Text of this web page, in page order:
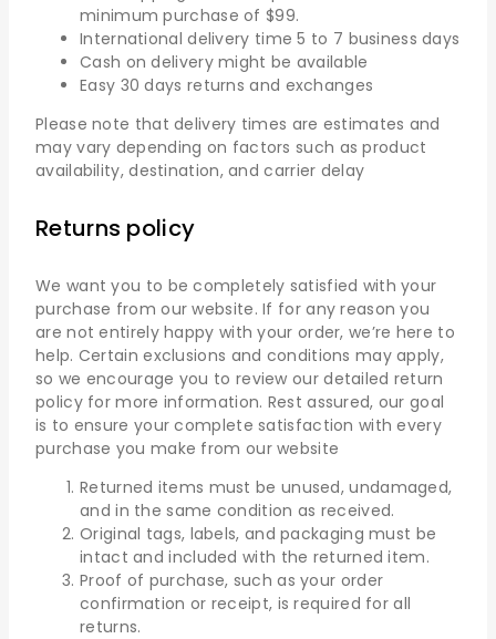
minimum purchase of $99.
International delivery time 5 to 7 business days
Cash on delivery might be available
Easy 30 days returns and exchanges
Please note that delivery times are estimates and
may vary depending on factors such as product
availability, destination, and carrier delay
Returns policy
We want you to be completely satisfied with your
purchase from our website. If for any reason you
are not entirely happy with your order, we’re here to
help. Certain exclusions and conditions may apply,
so we encourage you to review our detailed return
policy for more information. Rest assured, our goal
is to ensure your complete satisfaction with every
purchase you make from our website
Returned items must be unused, undamaged,
and in the same condition as received.
Original tags, labels, and packaging must be
intact and included with the returned item.
Proof of purchase, such as your order
confirmation or receipt, is required for all
returns.